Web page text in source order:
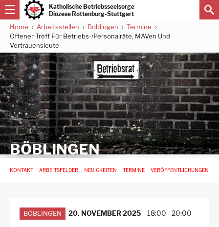
Direkt
zum
Inhalt
Katholische Betriebsseelsorge
Diözese Rottenburg-Stuttgart
Pfadnavigation
Home Arbeitsstellen Böblingen
Termine
Offener Treff Für Betriebs-/Personalräte, MAVen Und
Vertrauensleute
BÖBLINGEN
Hauptnavigation
KONTAKT ARBEITSFELDER NEUIGKEITEN TERMINE VERÖFFENTLICHUNGEN
BÖBLINGEN 20. NOVEMBER 2025 18:00 -20:00